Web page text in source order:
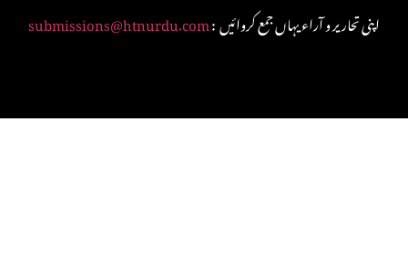
submissions@htnurdu.com : اپنی تحاریر و آراء یہاں جمع کروائیں